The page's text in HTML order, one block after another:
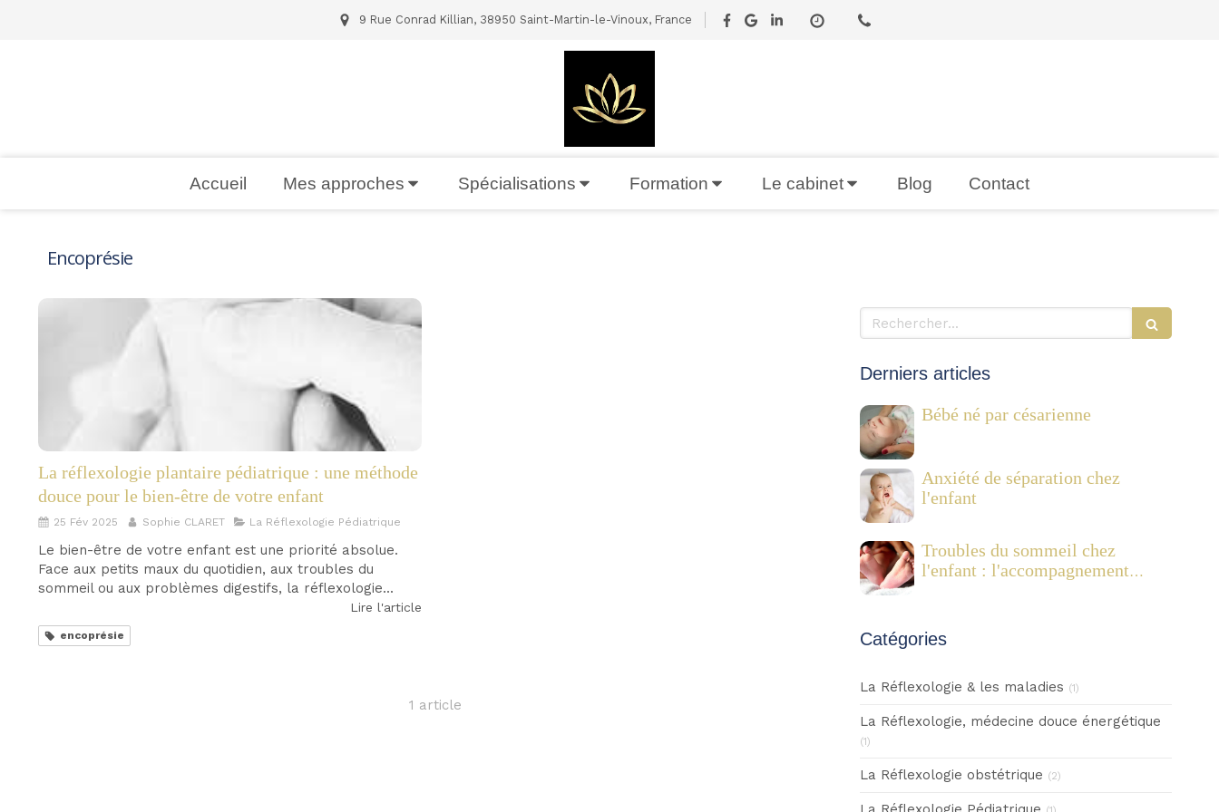
9 Rue Conrad Killian, 38950 Saint-Martin-le-Vinoux, France
Accueil Mes approches Spécialisations Formation Le cabinet Blog Contact
Encoprésie
La réflexologie plantaire pédiatrique : une méthode
douce pour le bien-être de votre enfant
25 Fév 2025 Sophie CLARET La Réflexologie Pédiatrique
Le bien-être de votre enfant est une priorité absolue.
Face aux petits maux du quotidien, aux troubles du
sommeil ou aux problèmes digestifs, la réflexologie...
Lire l'article
encoprésie
1 article
Rechercher
Derniers articles
Bébé né par césarienne
Anxiété de séparation chez
l'enfant
Troubles du sommeil chez
l'enfant : l'accompagnement
Fleurs de Bach
Catégories
La Réflexologie & les maladies (1)
La Réflexologie, médecine douce énergétique
(1)
La Réflexologie obstétrique (2)